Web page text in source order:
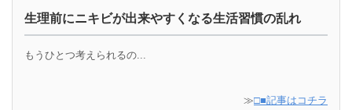
生理前にニキビが出来やすくなる生活習慣の乱れ
もうひとつ考えられるの...
≫□■記事はコチラ